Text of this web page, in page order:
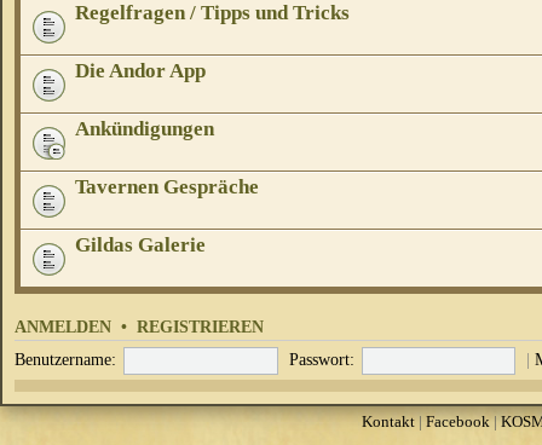
Regelfragen / Tipps und Tricks
Die Andor App
Ankündigungen
Tavernen Gespräche
Gildas Galerie
ANMELDEN • REGISTRIEREN
Benutzername: Passwort: |
Kontakt| Facebook|